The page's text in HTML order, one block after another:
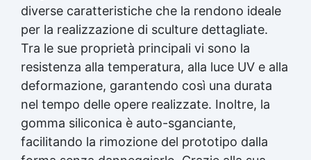
silicone In quanto tempo asciuga il silicone
trasparente Siliconi liquidi Silicone quanto
tempo per asciugare Silicone tempo
asciugatura Formine silicone In quanto tempo si
asciuga il silicone Olio di silicone spray a cosa
serve Silicone liquido trasparente Olio
siliconico Silicone olio See all articles →
Gomma silicone per stampi 25 articles ▸
Gomma da stampi Gomma al silicone per stampi
Gomma siliconica per stampi Gomma siliconica
liquida per stampi Gomma siliconica fai da te
stampi Gomma siliconica per stampi durevoli
Gomma siliconica per colata Gomma siliconica
per calchi Gomma siliconica colata Gomma
siliconica per stampi 5 kg Gomma al silicone
Gomma silicone Gomme siliconiche Gomma
liquida trasparente Gomma per stampi Gomma
siliconica resistente Gomma siliconica per
stampi complessi Gomma siliconica liquida
Gomma siliconica morbida Gomma colata
Gomma siliconica per calchi resistenti Gomma
siliconica Gomma siliconica antiaderente See
diverse caratteristiche che la rendono ideale
per la realizzazione di sculture dettagliate.
Tra le sue proprietà principali vi sono la
resistenza alla temperatura, alla luce UV e alla
deformazione, garantendo così una durata
nel tempo delle opere realizzate. Inoltre, la
gomma siliconica è auto-sganciante,
facilitando la rimozione del prototipo dalla